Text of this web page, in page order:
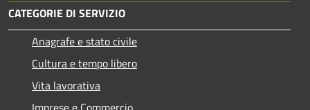
CATEGORIE DI SERVIZIO
Anagrafe e stato civile
Cultura e tempo libero
Vita lavorativa